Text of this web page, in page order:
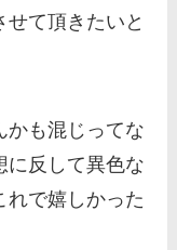
て頂きたいと
かも混じってな
に反して異色な
れで嬉しかった